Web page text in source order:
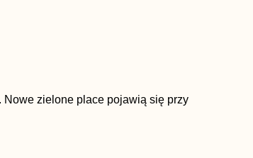
Nowe zielone place pojawią się przy